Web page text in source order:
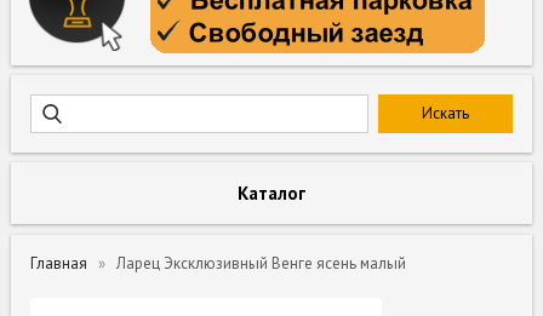
Каталог
Главная Ларец Эксклюзивный Венге ясень малый